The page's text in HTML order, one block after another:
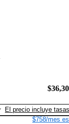
El precio incluye tasas
$758/mes